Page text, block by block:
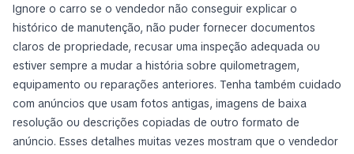
Ignore o carro se o vendedor não conseguir explicar o
histórico de manutenção, não puder fornecer documentos
claros de propriedade, recusar uma inspeção adequada ou
estiver sempre a mudar a história sobre quilometragem,
equipamento ou reparações anteriores. Tenha também cuidado
com anúncios que usam fotos antigas, imagens de baixa
resolução ou descrições copiadas de outro formato de
anúncio. Esses detalhes muitas vezes mostram que o vendedor